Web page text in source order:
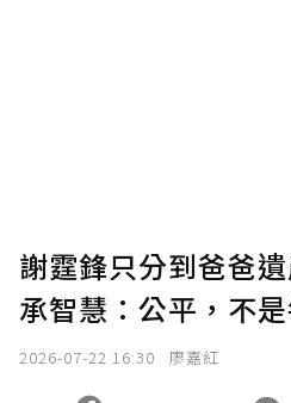
謝霆鋒只分到爸爸
承智慧：公平，不
2026-07-22 16:30 廖嘉紅